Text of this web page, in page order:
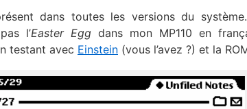
dans toutes les versions du
l’Easter Egg dans mon MP110 en
testant avec Einstein (vous l’avez ?) et la